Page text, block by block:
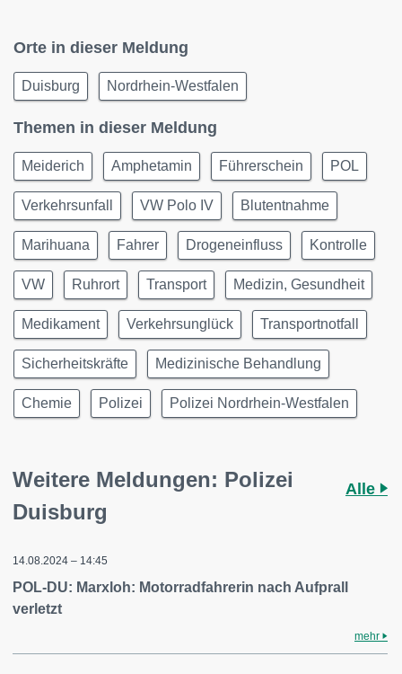
Orte in dieser Meldung
Duisburg Nordrhein-Westfalen
Themen in dieser Meldung
Meiderich Amphetamin Führerschein POL
Verkehrsunfall VW Polo IV Blutentnahme
Marihuana Fahrer Drogeneinfluss Kontrolle
VW Ruhrort Transport Medizin, Gesundheit
Medikament Verkehrsunglück Transportnotfall
Sicherheitskräfte Medizinische Behandlung
Chemie Polizei Polizei Nordrhein-Westfalen
Weitere Meldungen: Polizei
Duisburg
Alle
14.08.2024 – 14:45
POL-DU: Marxloh: Motorradfahrerin nach Aufprall
verletzt
mehr